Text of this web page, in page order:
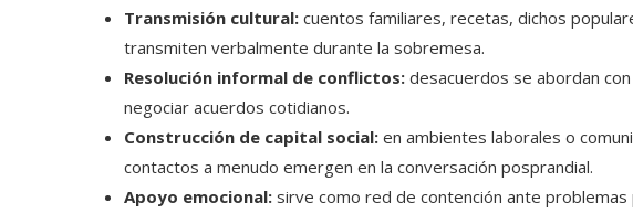
Transmisión cultural: cuentos familiares, recetas, dichos
transmiten verbalmente durante la sobremesa.
Resolución informal de conflictos: desacuerdos se abordan
negociar acuerdos cotidianos.
Construcción de capital social: en ambientes laborales o
contactos a menudo emergen en la conversación posprandial.
Apoyo emocional: sirve como red de contención ante